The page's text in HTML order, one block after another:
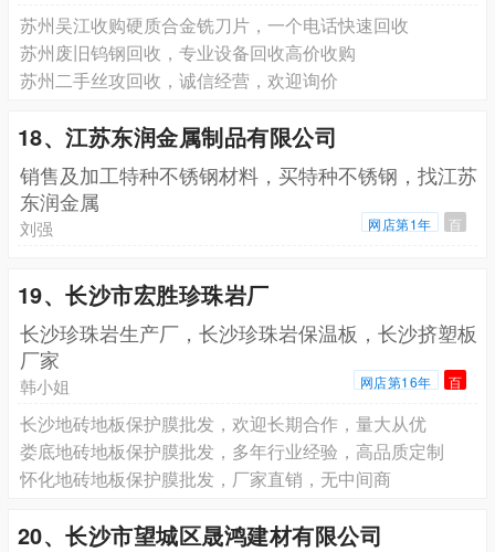
苏州吴江收购硬质合金铣刀片，一个电话快速回收
苏州废旧钨钢回收，专业设备回收高价收购
苏州二手丝攻回收，诚信经营，欢迎询价
18、江苏东润金属制品有限公司
销售及加工特种不锈钢材料，买特种不锈钢，找江苏
东润金属
刘强 网店第1年 百
19、长沙市宏胜珍珠岩厂
长沙珍珠岩生产厂，长沙珍珠岩保温板，长沙挤塑板
厂家
韩小姐 网店第16年 百
长沙地砖地板保护膜批发，欢迎长期合作，量大从优
娄底地砖地板保护膜批发，多年行业经验，高品质定制
怀化地砖地板保护膜批发，厂家直销，无中间商
20、长沙市望城区晟鸿建材有限公司